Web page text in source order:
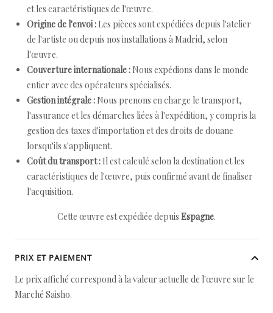
et les caractéristiques de l'œuvre.
Origine de l'envoi : Les pièces sont expédiées depuis l'atelier
de l'artiste ou depuis nos installations à Madrid, selon
l'œuvre.
Couverture internationale : Nous expédions dans le monde
entier avec des opérateurs spécialisés.
Gestion intégrale : Nous prenons en charge le transport,
l'assurance et les démarches liées à l'expédition, y compris la
gestion des taxes d'importation et des droits de douane
lorsqu'ils s'appliquent.
Coût du transport : Il est calculé selon la destination et les
caractéristiques de l'œuvre, puis confirmé avant de finaliser
l'acquisition.
Cette œuvre est expédiée depuis Espagne.
PRIX ET PAIEMENT
Le prix affiché correspond à la valeur actuelle de l'œuvre sur le
Marché Saisho.